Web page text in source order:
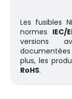
Les fusibles
normes IEC/
versions
plus, les
RoHS.